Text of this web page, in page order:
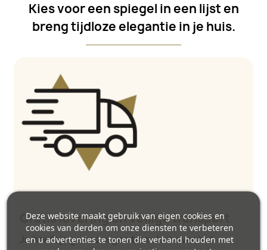
Kies voor een spiegel in een lijst en
breng tijdloze elegantie in je huis.
Gratis levering en veilige transport
Je hoeft je geen zorgen te maken over het
Deze website maakt gebruik van eigen cookies en
cookies van derden om onze diensten te verbeteren
en u advertenties te tonen die verband houden met